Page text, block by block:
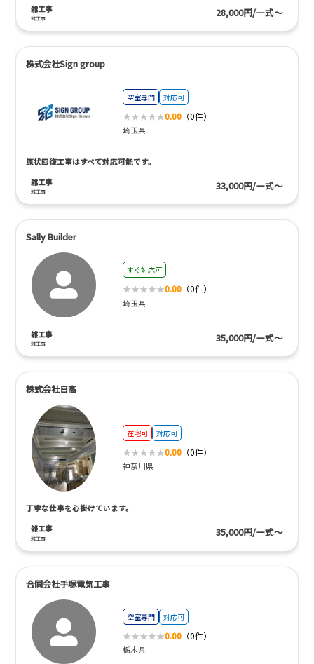
雑工事
雑工事 28,000円/一式～
株式会社Sign group
空室専門 対応可
0.00 （0件）
埼玉県
原状回復工事はすべて対応可能です。
雑工事
雑工事 33,000円/一式～
Sally Builder
すぐ対応可
0.00 （0件）
埼玉県
雑工事
雑工事 35,000円/一式～
株式会社日高
在宅可 対応可
0.00 （0件）
神奈川県
丁寧な仕事を心掛けています。
雑工事
雑工事 35,000円/一式～
合同会社手塚電気工事
空室専門 対応可
0.00 （0件）
栃木県